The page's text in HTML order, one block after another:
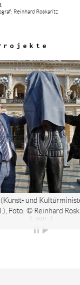
Reinhard Roskaritz
3 von 7
und
Foto: © Reinhard
Roskaritz, Bild